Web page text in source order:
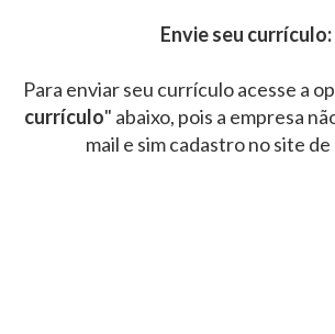
Envie seu currículo:
Para enviar seu currículo acesse a
currículo" abaixo, pois a empresa
mail e sim cadastro no site